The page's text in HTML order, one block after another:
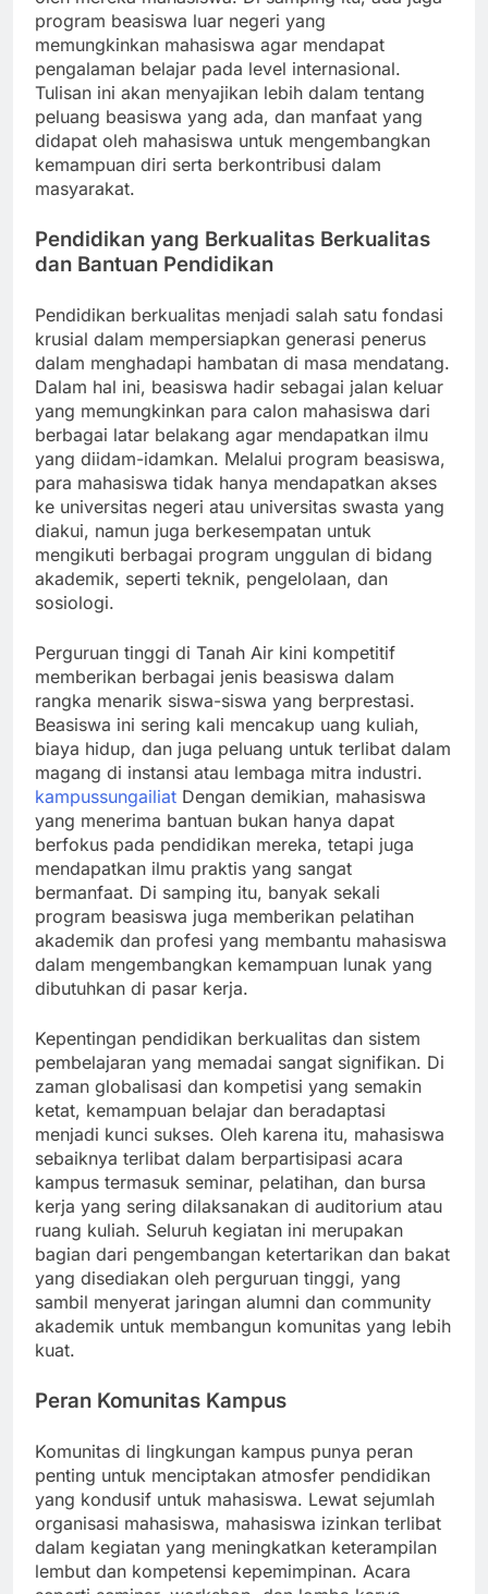
program beasiswa luar negeri yang
memungkinkan mahasiswa agar mendapat
pengalaman belajar pada level internasional.
Tulisan ini akan menyajikan lebih dalam tentang
peluang beasiswa yang ada, dan manfaat yang
didapat oleh mahasiswa untuk mengembangkan
kemampuan diri serta berkontribusi dalam
masyarakat.
Pendidikan yang Berkualitas Berkualitas
dan Bantuan Pendidikan
Pendidikan berkualitas menjadi salah satu fondasi
krusial dalam mempersiapkan generasi penerus
dalam menghadapi hambatan di masa mendatang.
Dalam hal ini, beasiswa hadir sebagai jalan keluar
yang memungkinkan para calon mahasiswa dari
berbagai latar belakang agar mendapatkan ilmu
yang diidam-idamkan. Melalui program beasiswa,
para mahasiswa tidak hanya mendapatkan akses
ke universitas negeri atau universitas swasta yang
diakui, namun juga berkesempatan untuk
mengikuti berbagai program unggulan di bidang
akademik, seperti teknik, pengelolaan, dan
sosiologi.
Perguruan tinggi di Tanah Air kini kompetitif
memberikan berbagai jenis beasiswa dalam
rangka menarik siswa-siswa yang berprestasi.
Beasiswa ini sering kali mencakup uang kuliah,
biaya hidup, dan juga peluang untuk terlibat dalam
magang di instansi atau lembaga mitra industri.
kampussungailiat Dengan demikian, mahasiswa
yang menerima bantuan bukan hanya dapat
berfokus pada pendidikan mereka, tetapi juga
mendapatkan ilmu praktis yang sangat
bermanfaat. Di samping itu, banyak sekali
program beasiswa juga memberikan pelatihan
akademik dan profesi yang membantu mahasiswa
dalam mengembangkan kemampuan lunak yang
dibutuhkan di pasar kerja.
Kepentingan pendidikan berkualitas dan sistem
pembelajaran yang memadai sangat signifikan. Di
zaman globalisasi dan kompetisi yang semakin
ketat, kemampuan belajar dan beradaptasi
menjadi kunci sukses. Oleh karena itu, mahasiswa
sebaiknya terlibat dalam berpartisipasi acara
kampus termasuk seminar, pelatihan, dan bursa
kerja yang sering dilaksanakan di auditorium atau
ruang kuliah. Seluruh kegiatan ini merupakan
bagian dari pengembangan ketertarikan dan bakat
yang disediakan oleh perguruan tinggi, yang
sambil menyerat jaringan alumni dan community
akademik untuk membangun komunitas yang lebih
kuat.
Peran Komunitas Kampus
Komunitas di lingkungan kampus punya peran
penting untuk menciptakan atmosfer pendidikan
yang kondusif untuk mahasiswa. Lewat sejumlah
organisasi mahasiswa, mahasiswa izinkan terlibat
dalam kegiatan yang meningkatkan keterampilan
lembut dan kompetensi kepemimpinan. Acara